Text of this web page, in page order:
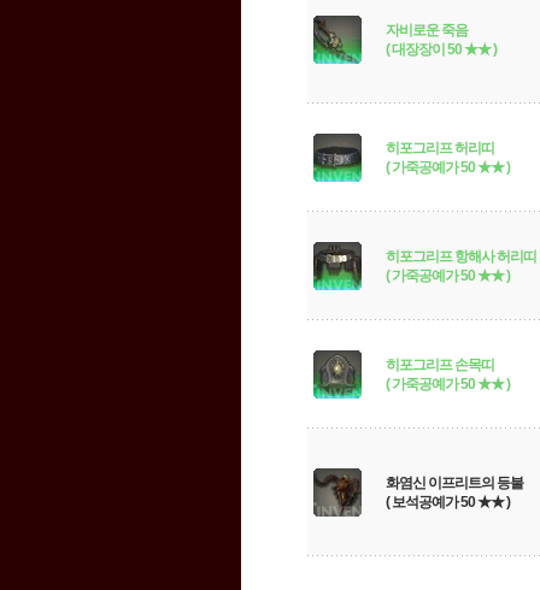
자비로운 죽음
( 대장장이 50 ★★ )
히포그리프 허리띠
( 가죽공예가 50 ★★ )
히포그리프 항해사 허리띠
( 가죽공예가 50 ★★ )
히포그리프 손목띠
( 가죽공예가 50 ★★ )
화염신 이프리트의 등불
( 보석공예가 50 ★★ )